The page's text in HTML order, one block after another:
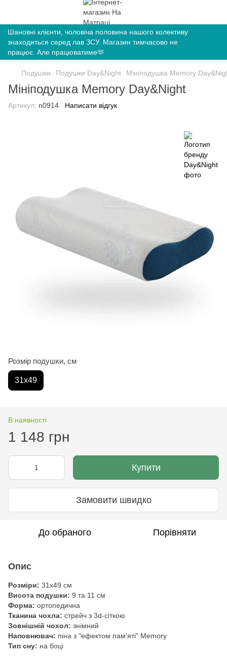
Шановні клієнти, чоловіча половина нашого колективу
знаходиться серед лав ЗСУ. Магазин тимчасово не
працює. Але працюватиме🫶
Подушки Подушки Day&Night Мініподушка Memory
Мініподушка Memory Day&Night
Артикул: n0914 Написати відгук
Розмір подушки, см
31х49
В наявності
1 148 грн
Купити
Замовити швидко
До обраного Порівняти
Опис
Розміри: 31х49 см
Висота подушки: 9 та 11 см
Форма: ортопедична
Тканина чохла: стрейч з 3d-сіткою
Зовнішній чохол: знімний
Наповнювач: піна з "ефектом пам'яті" Memory
Тип сну: на боці